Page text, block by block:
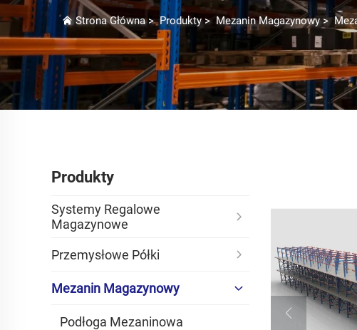
Strona Główna>Produkty> Mezanin Magazynowy>
Produkty
Systemy Regalowe
Magazynowe
Przemysłowe Półki
Mezanin Magazynowy
Podłoga Mezaninowa